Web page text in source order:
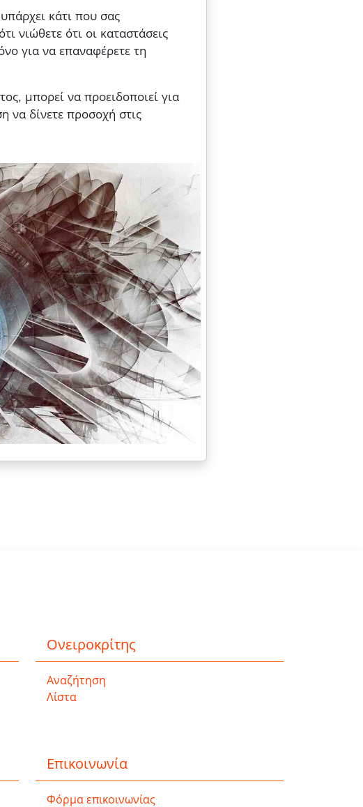
κάτι που σας
νιώθετε ότι οι καταστάσεις
για να επαναφέρετε τη
μπορεί να προειδοποιεί για
να δίνετε προσοχή στις
Ονειροκρίτης
Αναζήτηση
Λίστα
Επικοινωνία
Φόρμα επικοινωνίας